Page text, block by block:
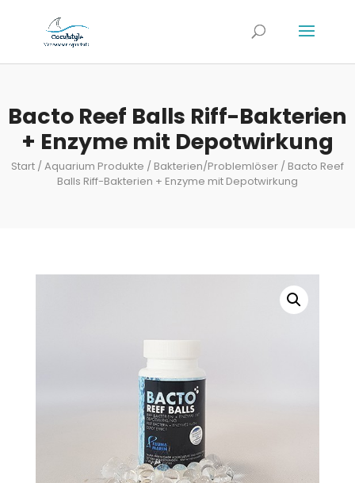
Bacto Reef Balls Riff-Bakterien
+ Enzyme mit Depotwirkung
Start /Aquarium Produkte / Bakterien/Problemlöser / Bacto Reef
Balls Riff-Bakterien + Enzyme mit Depotwirkung